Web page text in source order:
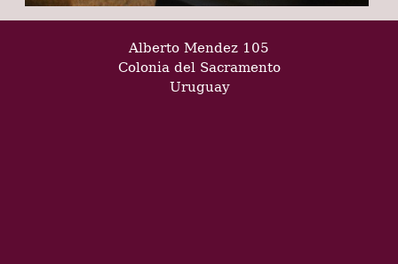
Alberto Mendez 105
Colonia del Sacramento
Uruguay